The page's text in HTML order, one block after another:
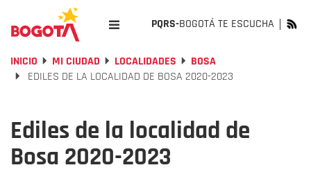
PQRS-BOGOTÁ TE ESCUCHA
INICIO MI CIUDAD LOCALIDADES
BOSA
EDILES DE LA LOCALIDAD DE BOSA 2020-2023
Ediles de la localidad de
Bosa 2020-2023